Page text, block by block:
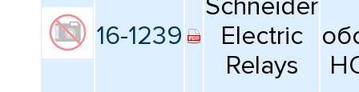
16-1239
Schneider
Electric
Relays